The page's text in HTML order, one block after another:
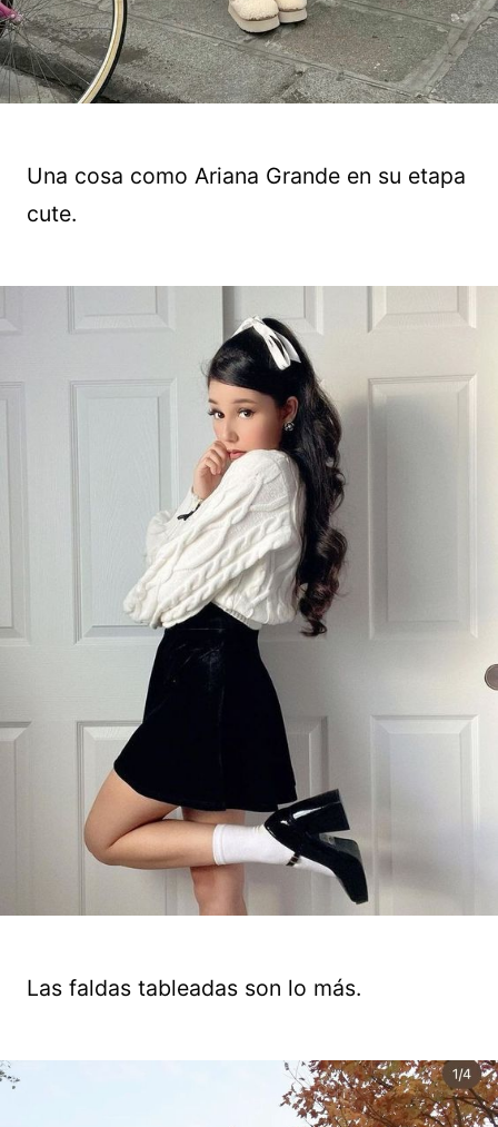
Una cosa como Ariana Grande en su etapa
cute.
Las faldas tableadas son lo más.